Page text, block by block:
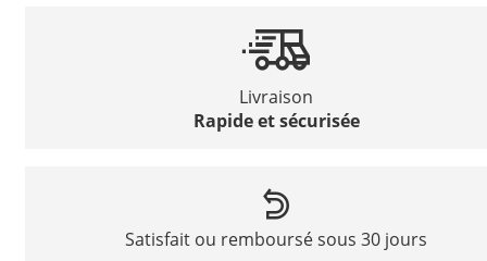
Livraison
Rapide et sécurisée
Satisfait ou remboursé sous 30 jours